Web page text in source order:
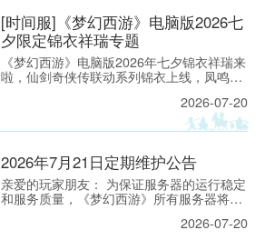
[时间服]《梦幻西游》电脑版2026七
夕限定锦衣祥瑞专题
《梦幻西游》电脑版2026年七夕锦衣祥瑞来
啦，仙剑奇侠传联动系列锦衣上线，凤鸣于
2026-07-20
2026年7月21日定期维护公告
亲爱的玩家朋友： 为保证服务器的运行稳定
和服务质量，《梦幻西游》所有服务器将于
行的维护工作。预计维护时间为上午8:00至
2026-07-20